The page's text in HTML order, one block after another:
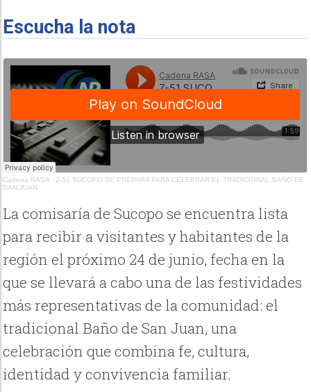
Escucha la nota
Cadena RASA ·Z-51 SUCOPO SE PREPARA PARA CELEBRAR EL TRADICIONAL BAÑO DE
SAN JUAN
La comisaría de Sucopo se encuentra lista
para recibir a visitantes y habitantes de la
región el próximo 24 de junio, fecha en la
que se llevará a cabo una de las festividades
más representativas de la comunidad: el
tradicional Baño de San Juan, una
celebración que combina fe, cultura,
identidad y convivencia familiar.